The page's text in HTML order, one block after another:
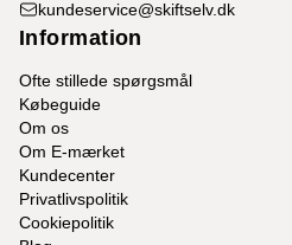
kundeservice@skiftselv.dk
Information
Ofte stillede spørgsmål
Købeguide
Om os
Om E-mærket
Kundecenter
Privatlivspolitik
Cookiepolitik